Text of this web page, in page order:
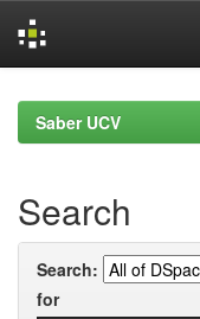
navigationSaber UCV
Search
Search:
for